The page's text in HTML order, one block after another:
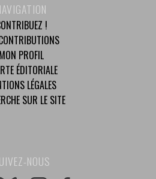
!
MON PROFIL
ÉDITORIALE
LÉGALES
SUR LE SITE
NOUS